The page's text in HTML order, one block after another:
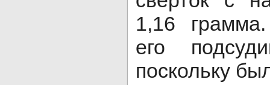
1,16
его
поскольку